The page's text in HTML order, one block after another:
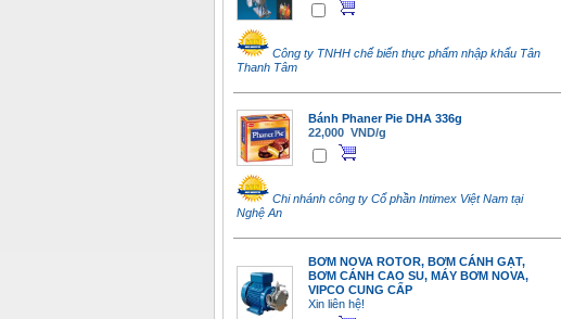
Công ty TNHH chế biến thực phẩm nhập khẩu Tân
Thanh Tâm
Bánh Phaner Pie DHA 336g
22,000 VND/g
Chi nhánh công ty Cổ phần Intimex Việt Nam tại
Nghệ An
BƠM NOVA ROTOR, BƠM CÁNH GẠT,
BƠM CÁNH CAO SU, MÁY BƠM NOVA,
VIPCO CUNG CẤP
Xin liên hệ!